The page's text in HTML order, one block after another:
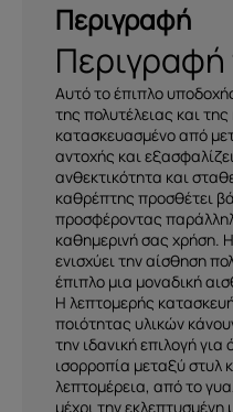
Περιγραφή
Περιγραφή
Αυτό το έπιπλο
της πολυτέλειας και
κατασκευασμένο από
αντοχής και
ανθεκτικότητα και
καθρέπτης προσθέτει
προσφέροντας
καθημερινή σας χρήση.
ενισχύει την αίσθηση
έπιπλο μια μοναδική
Η λεπτομερής
ποιότητας υλικών
την ιδανική επιλογή
ισορροπία μεταξύ στυλ
λεπτομέρεια, από το
μέχρι την εκλεπτυσμένη